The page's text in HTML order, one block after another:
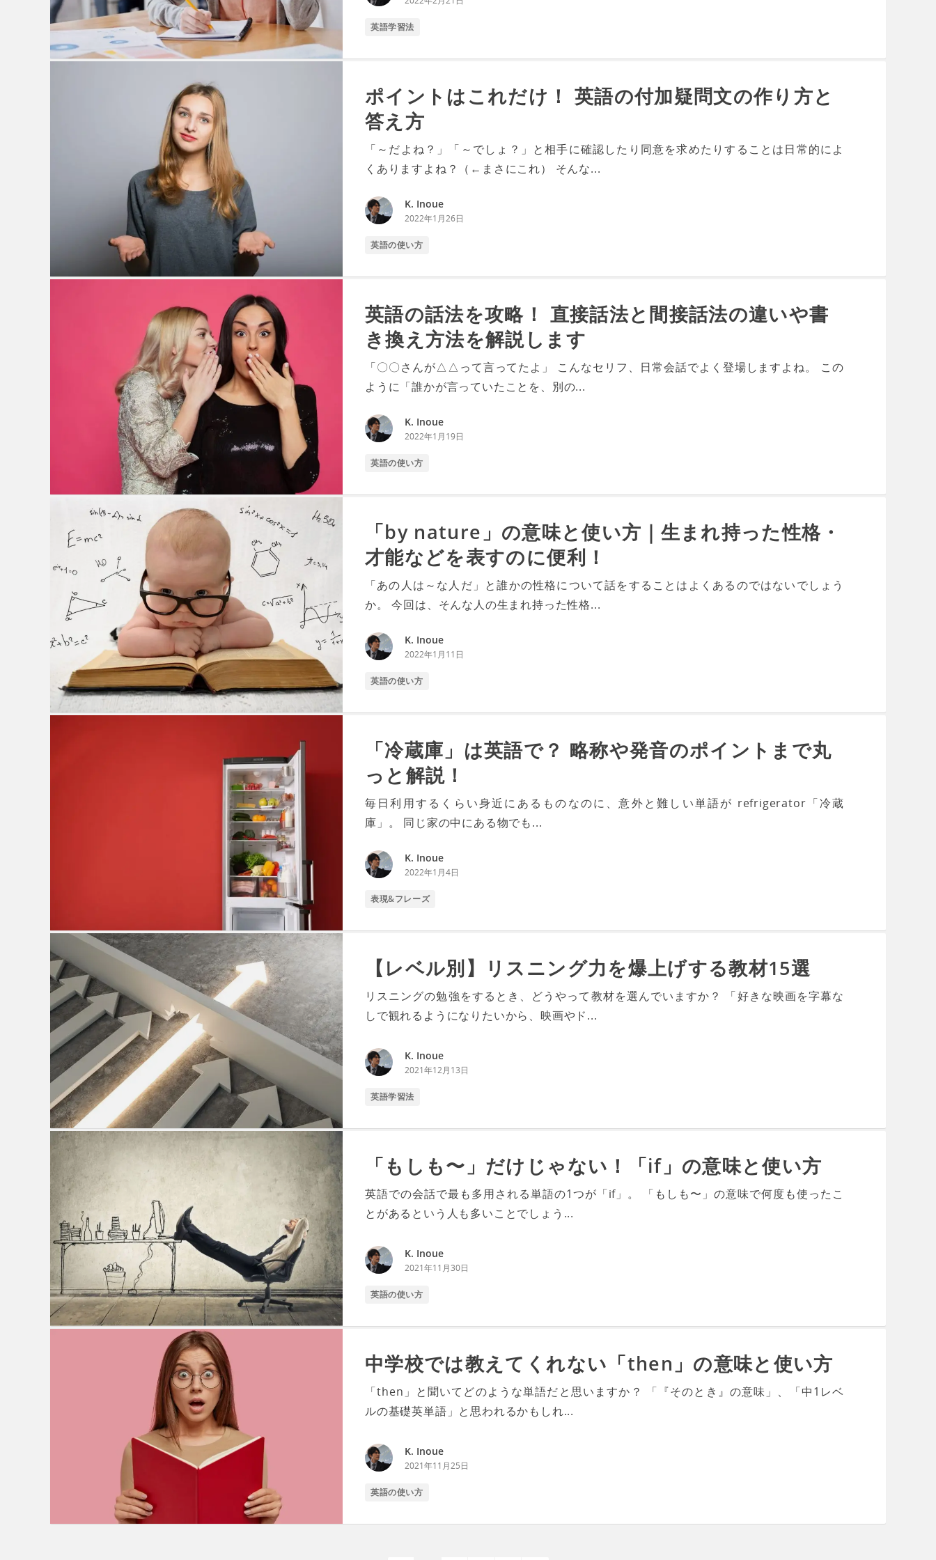
英語学習法
ポイントはこれだけ！ 英語の付加疑問文の作り方と
答え方
「～だよね？」「～でしょ？」と相手に確認したり同意を求めたりすることは日常的によ
くありますよね？（←まさにこれ） そんな...
K. Inoue
2022年1月26日
英語の使い方
英語の話法を攻略！ 直接話法と間接話法の違いや書
き換え方法を解説します
「〇〇さんが△△って言ってたよ」 こんなセリフ、日常会話でよく登場しますよね。 この
ように「誰かが言っていたことを、別の...
K. Inoue
2022年1月19日
英語の使い方
「by nature」の意味と使い方｜生まれ持った性格・
才能などを表すのに便利！
「あの人は～な人だ」と誰かの性格について話をすることはよくあるのではないでしょう
か。 今回は、そんな人の生まれ持った性格...
K. Inoue
2022年1月11日
英語の使い方
「冷蔵庫」は英語で？ 略称や発音のポイントまで丸
っと解説！
毎日利用するくらい身近にあるものなのに、意外と難しい単語が refrigerator「冷蔵
庫」。 同じ家の中にある物でも...
K. Inoue
2022年1月4日
表現&フレーズ
【レベル別】リスニング力を爆上げする教材15選
リスニングの勉強をするとき、どうやって教材を選んでいますか？ 「好きな映画を字幕な
しで観れるようになりたいから、映画やド...
K. Inoue
2021年12月13日
英語学習法
「もしも〜」だけじゃない！「if」の意味と使い方
英語での会話で最も多用される単語の1つが「if」。 「もしも〜」の意味で何度も使ったこ
とがあるという人も多いことでしょう...
K. Inoue
2021年11月30日
英語の使い方
中学校では教えてくれない「then」の意味と使い方
「then」と聞いてどのような単語だと思いますか？ 「『そのとき』の意味」、「中1レベ
ルの基礎英単語」と思われるかもしれ...
K. Inoue
2021年11月25日
英語の使い方